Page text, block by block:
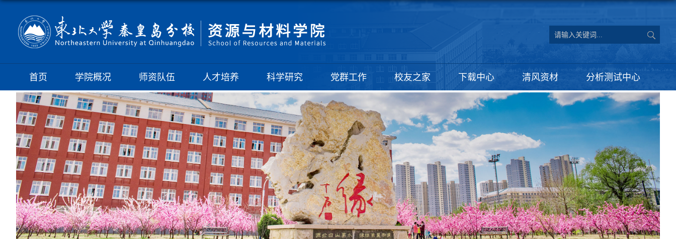
首页 学院概况 师资队伍 人才培养 科学研究 党群工作 校友之家 下载中心 清风资材 分析测试中心